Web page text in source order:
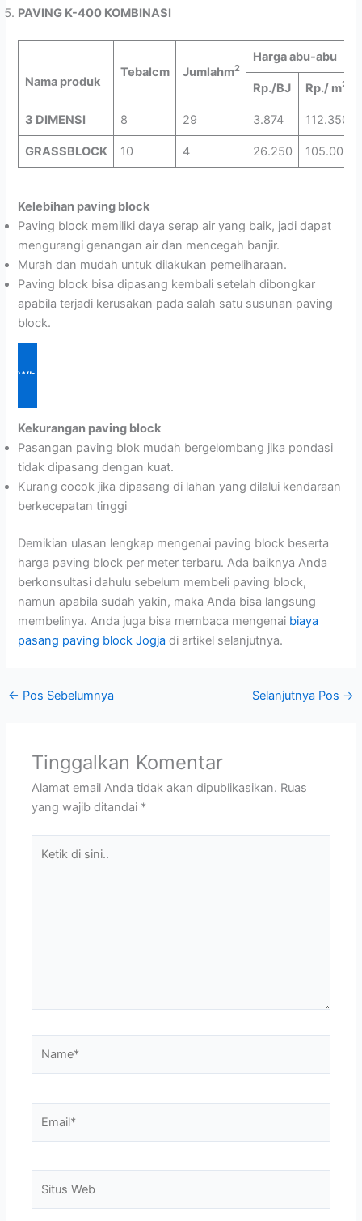
PAVING K-400 KOMBINASI
Nama produk
Tebalcm Jumlahm2
Harga abu-abu
Rp./BJ Rp./ m2
3 DIMENSI 8 29 3.874 112.350
GRASSBLOCK 10 4 26.250 105.000
Kelebihan paving block
Paving block memiliki daya serap air yang baik, jadi dapat
mengurangi genangan air dan mencegah banjir.
Murah dan mudah untuk dilakukan pemeliharaan.
Paving block bisa dipasang kembali setelah dibongkar
apabila terjadi kerusakan pada salah satu susunan paving
block.
Whatsapp
Kekurangan paving block
Pasangan paving blok mudah bergelombang jika pondasi
tidak dipasang dengan kuat.
Kurang cocok jika dipasang di lahan yang dilalui kendaraan
berkecepatan tinggi
Demikian ulasan lengkap mengenai paving block beserta
harga paving block per meter terbaru. Ada baiknya Anda
berkonsultasi dahulu sebelum membeli paving block,
namun apabila sudah yakin, maka Anda bisa langsung
membelinya. Anda juga bisa membaca mengenai biaya
pasang paving block Jogja di artikel selanjutnya.
← Pos Sebelumnya Selanjutnya Pos →
Tinggalkan Komentar
Alamat email Anda tidak akan dipublikasikan. Ruas
yang wajib ditandai *
Web